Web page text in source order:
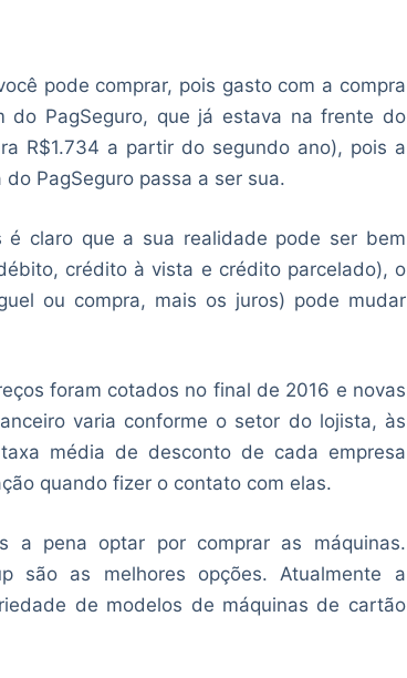
pode comprar, pois gasto com a compra
do PagSeguro, que já estava na frente do
R$1.734 a partir do segundo ano), pois a
PagSeguro passa a ser sua.
claro que a sua realidade pode ser bem
crédito à vista e crédito parcelado), o
ou compra, mais os juros) pode mudar
foram cotados no final de 2016 e novas
varia conforme o setor do lojista, às
média de desconto de cada empresa
quando fizer o contato com elas.
a pena optar por comprar as máquinas.
são as melhores opções. Atualmente a
de modelos de máquinas de cartão